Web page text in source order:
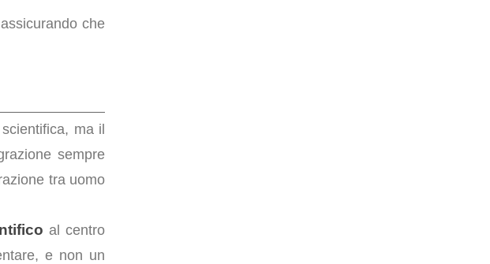
che
ma il
sempre
tra uomo
al centro
e non un